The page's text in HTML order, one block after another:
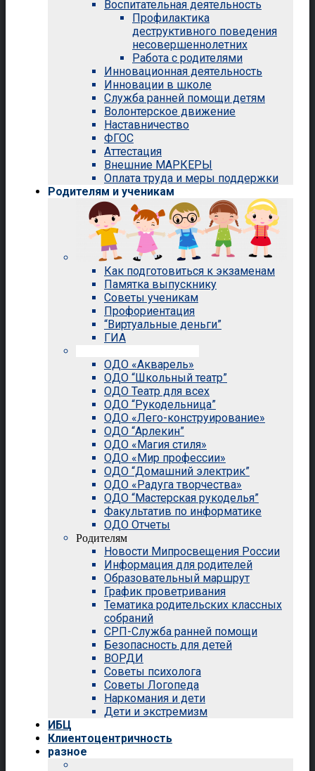
Воспитательная деятельность
Профилактика
деструктивного поведения
несовершеннолетних
Работа с родителями
Инновационная деятельность
Инновации в школе
Служба ранней помощи детям
Волонтерское движение
Наставничество
ФГОС
Аттестация
Внешние МАРКЕРЫ
Оплата труда и меры поддержки
Родителям и ученикам
Как подготовиться к экзаменам
Памятка выпускнику
Советы ученикам
Профориентация
“Виртуальные деньги”
ГИА
ОДО «Акварель»
ОДО “Школьный театр”
ОДО Театр для всех
ОДО “Рукодельница”
ОДО «Лего-конструирование»
ОДО “Арлекин”
ОДО «Магия стиля»
ОДО «Мир профессии»
ОДО “Домашний электрик”
ОДО «Радуга творчества»
ОДО “Мастерская рукоделья”
Факультатив по информатике
ОДО Отчеты
Родителям
Новости Мипросвещения России
Информация для родителей
Образовательный маршрут
График проветривания
Тематика родительских классных
собраний
СРП-Служба ранней помощи
Безопасность для детей
ВОРДИ
Советы психолога
Советы Логопеда
Наркомания и дети
Дети и экстремизм
ИБЦ
Клиентоцентричность
разное